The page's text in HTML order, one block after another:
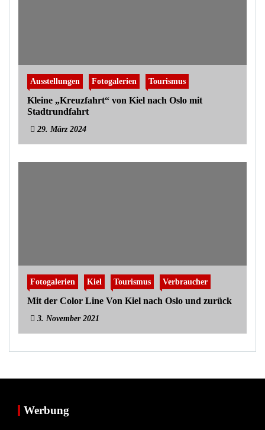
Ausstellungen Fotogalerien Tourismus
Kleine „Kreuzfahrt“ von Kiel nach Oslo mit
Stadtrundfahrt
29. März 2024
Fotogalerien Kiel Tourismus Verbraucher
Mit der Color Line Von Kiel nach Oslo und zurück
3. November 2021
Werbung